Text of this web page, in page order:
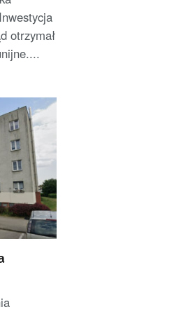
otrzymał